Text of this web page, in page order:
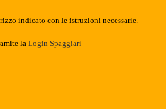
indicato con le istruzioni necessarie.
la Login Spaggiari